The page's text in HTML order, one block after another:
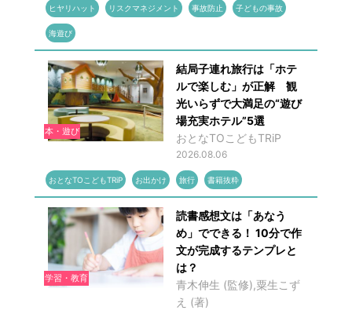
ヒヤリハット リスクマネジメント 事故防止 子どもの事故
海遊び
本・遊び
結局子連れ旅行は「ホテ
ルで楽しむ」が正解 観
光いらずで大満足の“遊び
場充実ホテル”5選
おとなTOこどもTRiP
2026.08.06
おとなTOこどもTRiP お出かけ 旅行 書籍抜粋
学習・教育
読書感想文は「あなう
め」でできる！ 10分で作
文が完成するテンプレと
は？
青木伸生 (監修),粟生こず
え (著)